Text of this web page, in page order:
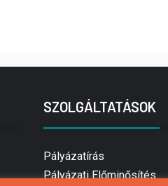
SZOLGÁLTATÁSOK
Pályázatírás
Pályázati Előminősítés